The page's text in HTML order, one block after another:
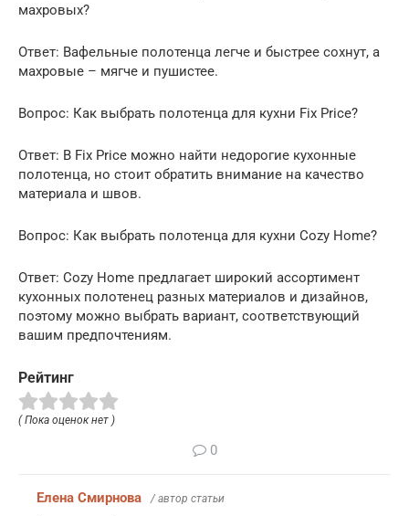
махровых?
Ответ: Вафельные полотенца легче и быстрее сохнут, а
махровые – мягче и пушистее.
Вопрос: Как выбрать полотенца для кухни Fix Price?
Ответ: В Fix Price можно найти недорогие кухонные
полотенца, но стоит обратить внимание на качество
материала и швов.
Вопрос: Как выбрать полотенца для кухни Cozy Home?
Ответ: Cozy Home предлагает широкий ассортимент
кухонных полотенец разных материалов и дизайнов,
поэтому можно выбрать вариант, соответствующий
вашим предпочтениям.
Рейтинг
( Пока оценок нет )
0
Елена Смирнова / автор статьи